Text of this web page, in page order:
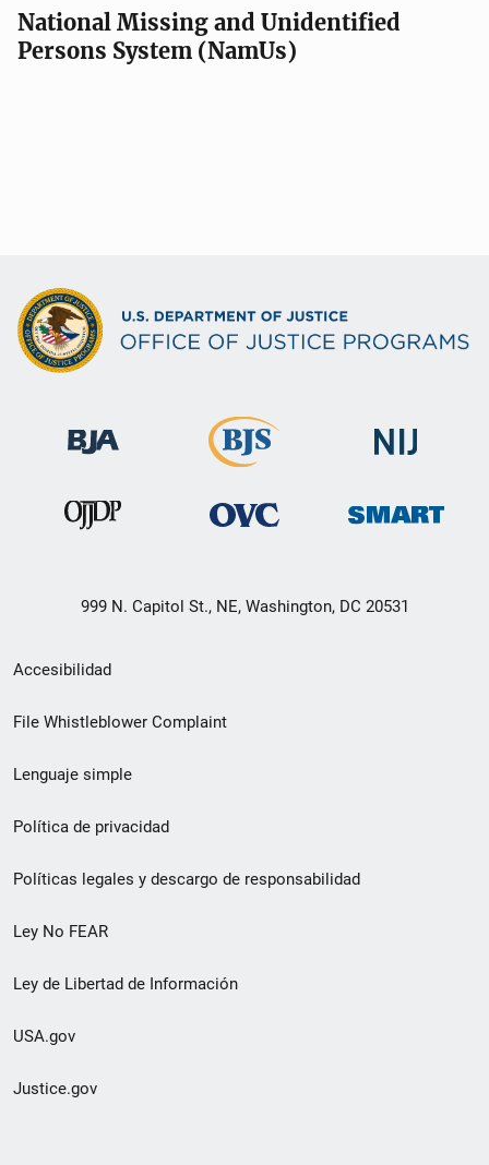
National Missing and Unidentified
Persons System (NamUs)
999 N. Capitol St., NE, Washington, DC 20531
Menú
de
de
pie
de
página
Accesibilidad
File Whistleblower Complaint
Lenguaje simple
Política de privacidad
Políticas legales y descargo de responsabilidad
Ley No FEAR
Ley de Libertad de Información
USA.gov
Justice.gov